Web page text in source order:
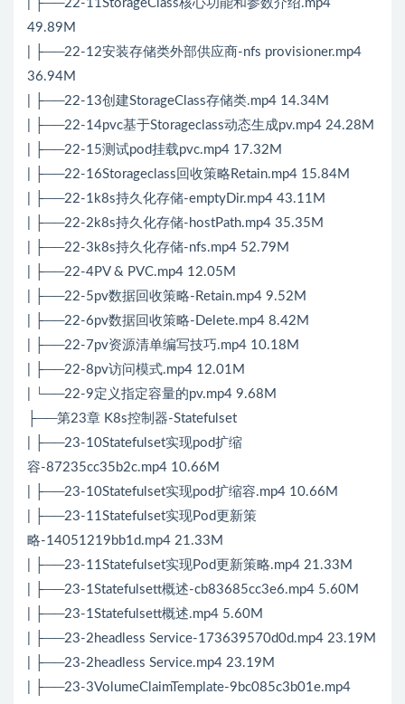
| ├──22-11StorageClass核心功能和参数介绍.mp4
49.89M
| ├──22-12安装存储类外部供应商-nfs provisioner.mp4
36.94M
| ├──22-13创建StorageClass存储类.mp4 14.34M
| ├──22-14pvc基于Storageclass动态生成pv.mp4 24.28M
| ├──22-15测试pod挂载pvc.mp4 17.32M
| ├──22-16Storageclass回收策略Retain.mp4 15.84M
| ├──22-1k8s持久化存储-emptyDir.mp4 43.11M
| ├──22-2k8s持久化存储-hostPath.mp4 35.35M
| ├──22-3k8s持久化存储-nfs.mp4 52.79M
| ├──22-4PV & PVC.mp4 12.05M
| ├──22-5pv数据回收策略-Retain.mp4 9.52M
| ├──22-6pv数据回收策略-Delete.mp4 8.42M
| ├──22-7pv资源清单编写技巧.mp4 10.18M
| ├──22-8pv访问模式.mp4 12.01M
| └──22-9定义指定容量的pv.mp4 9.68M
├──第23章 K8s控制器-Statefulset
| ├──23-10Statefulset实现pod扩缩
容-87235cc35b2c.mp4 10.66M
| ├──23-10Statefulset实现pod扩缩容.mp4 10.66M
| ├──23-11Statefulset实现Pod更新策
略-14051219bb1d.mp4 21.33M
| ├──23-11Statefulset实现Pod更新策略.mp4 21.33M
| ├──23-1Statefulsett概述-cb83685cc3e6.mp4 5.60M
| ├──23-1Statefulsett概述.mp4 5.60M
| ├──23-2headless Service-173639570d0d.mp4 23.19M
| ├──23-2headless Service.mp4 23.19M
| ├──23-3VolumeClaimTemplate-9bc085c3b01e.mp4